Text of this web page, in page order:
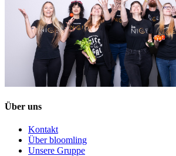
Über uns
Kontakt
Über bloomling
Unsere Gruppe